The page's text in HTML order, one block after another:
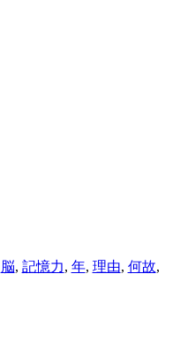
脳, 記憶力, 年, 理由, 何故,